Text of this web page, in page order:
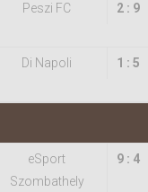
Peszi FC 2 : 9
Di Napoli 1 : 5
eSport
Szombathely
9 : 4